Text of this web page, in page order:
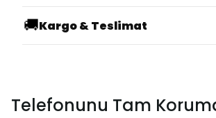
🚚Kargo & Teslimat
Telefonunu Tam